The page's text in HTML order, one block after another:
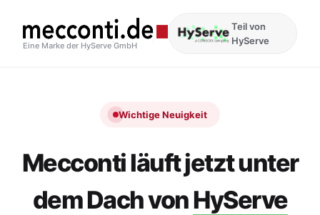
Eine Marke der HyServe GmbH
Teil von
HyServe
Wichtige Neuigkeit
Mecconti läuft jetzt unter
dem Dach vonHyServe